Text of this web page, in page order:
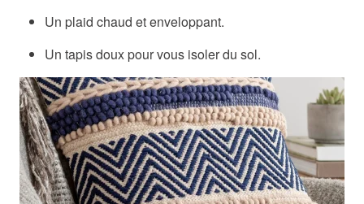
Un plaid chaud et enveloppant.
Un tapis doux pour vous isoler du sol.